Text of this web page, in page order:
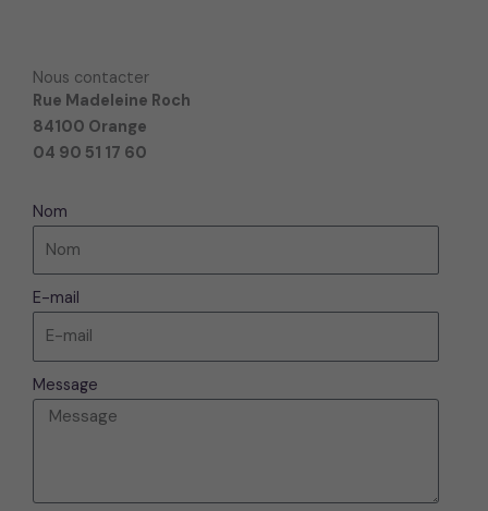
Nous contacter
Rue Madeleine Roch
84100 Orange
04 90 51 17 60
Nom
E-mail
Message